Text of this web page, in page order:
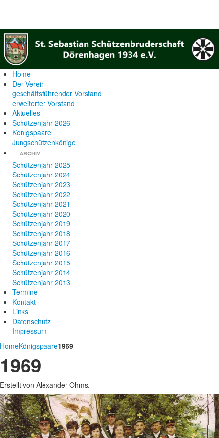
Home
Der Verein
geschäftsführender Vorstand
erweiterter Vorstand
Aktuelles
Schützenjahr 2026
Königspaare
Jungschützenkönige
ARCHIV
Schützenjahr 2025
Schützenjahr 2024
Schützenjahr 2023
Schützenjahr 2022
Schützenjahr 2021
Schützenjahr 2020
Schützenjahr 2019
Schützenjahr 2018
Schützenjahr 2017
Schützenjahr 2016
Schützenjahr 2015
Schützenjahr 2014
Schützenjahr 2013
Termine
Kontakt
Links
Datenschutz
Impressum
HomeKönigspaare1969
1969
Erstellt von Alexander Ohms.